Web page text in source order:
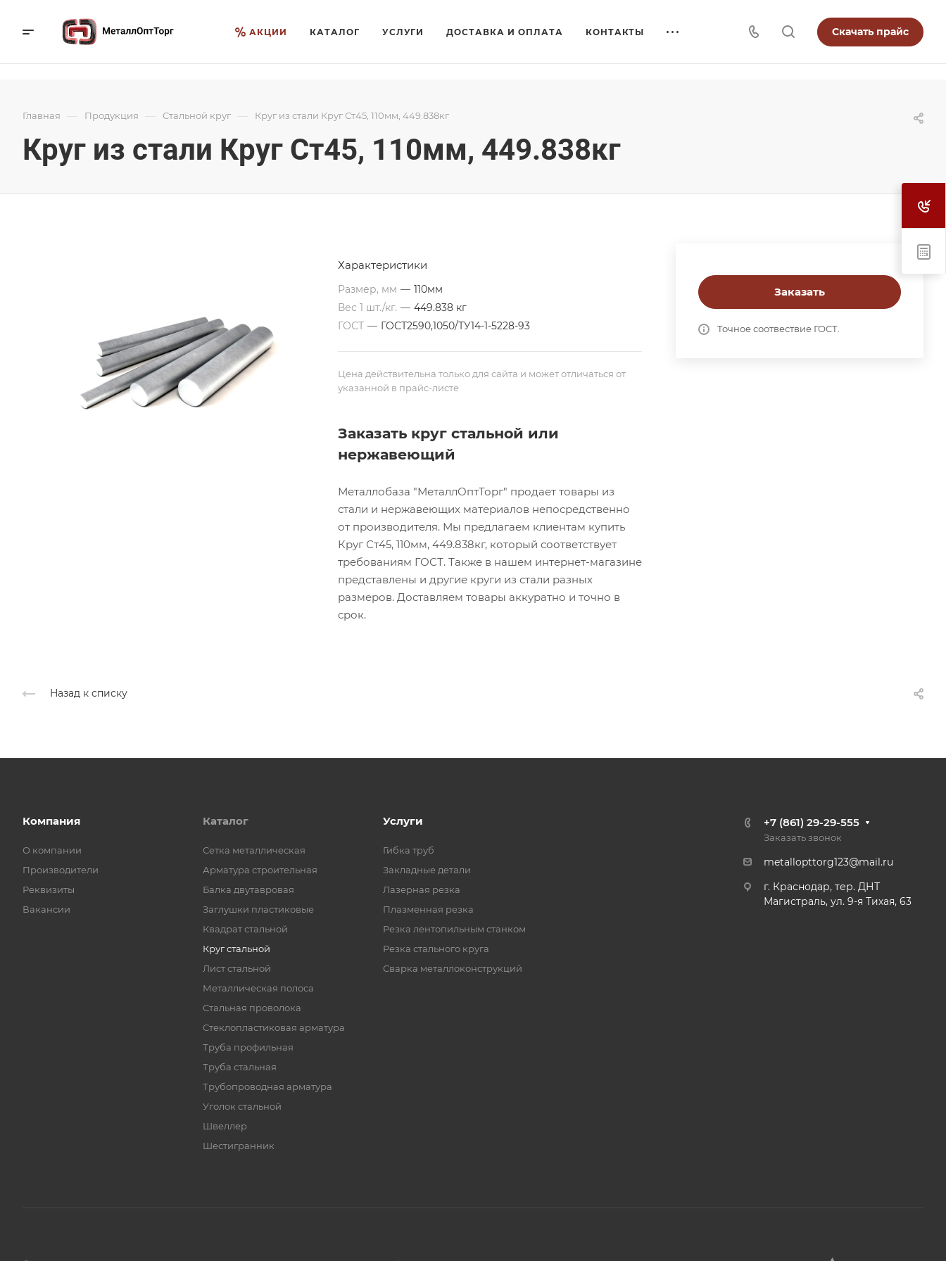
АКЦИИ КАТАЛОГ УСЛУГИ ДОСТАВКА И ОПЛАТА КОНТАКТЫ Скачать прайс
Главная — Продукция — Стальной круг — Круг из стали Круг Ст45, 110мм, 449.838кг
Круг из стали Круг Ст45, 110мм, 449.838кг
Заказать
Точное соотвествие ГОСТ.
Характеристики
Размер, мм — 110мм
Вес 1 шт./кг. — 449.838 кг
ГОСТ — ГОСТ2590,1050/ТУ14-1-5228-93
Цена действительна только для сайта и может отличаться от
указанной в прайс-листе
Заказать круг стальной или
нержавеющий
Металлобаза "МеталлОптТорг" продает товары из
стали и нержавеющих материалов непосредственно
от производителя. Мы предлагаем клиентам купить
Круг Ст45, 110мм, 449.838кг, который соответствует
требованиям ГОСТ. Также в нашем интернет-магазине
представлены и другие круги из стали разных
размеров. Доставляем товары аккуратно и точно в
срок.
Назад к списку
Компания
О компании
Производители
Реквизиты
Вакансии
Каталог
Cетка металлическая
Арматура строительная
Балка двутавровая
Заглушки пластиковые
Квадрат стальной
Круг стальной
Лист стальной
Металлическая полоса
Стальная проволока
Стеклопластиковая арматура
Труба профильная
Труба стальная
Трубопроводная арматура
Уголок стальной
Швеллер
Шестигранник
Услуги
Гибка труб
Закладные детали
Лазерная резка
Плазменная резка
Резка лентопильным станком
Резка стального круга
Сварка металлоконструкций
+7 (861) 29-29-555
Заказать звонок
metallopttorg123@mail.ru
г. Краснодар, тер. ДНТ
Магистраль, ул. 9-я Тихая, 63